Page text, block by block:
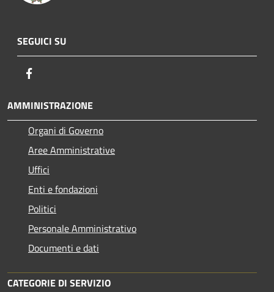
SEGUICI SU
AMMINISTRAZIONE
Organi di Governo
Aree Amministrative
Uffici
Enti e fondazioni
Politici
Personale Amministrativo
Documenti e dati
CATEGORIE DI SERVIZIO